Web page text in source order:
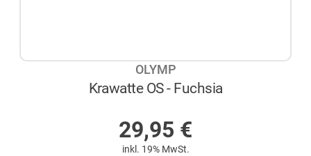
OLYMP
Krawatte OS - Fuchsia
29,95 €
inkl. 19% MwSt.